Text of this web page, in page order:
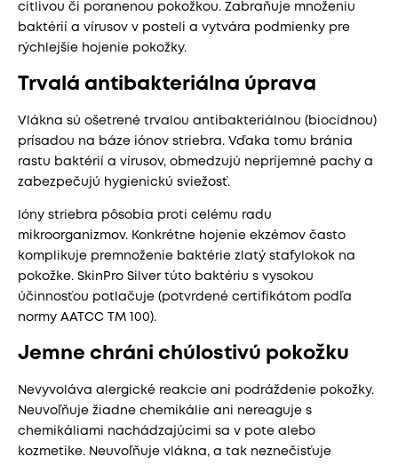
citlivou či poranenou pokožkou. Zabraňuje množeniu
baktérií a vírusov v posteli a vytvára podmienky pre
rýchlejšie hojenie pokožky.
Trvalá antibakteriálna úprava
Vlákna sú ošetrené trvalou antibakteriálnou (biocídnou)
prísadou na báze iónov striebra. Vďaka tomu bránia
rastu baktérií a vírusov, obmedzujú nepríjemné pachy a
zabezpečujú hygienickú sviežosť.
Ióny striebra pôsobia proti celému radu
mikroorganizmov. Konkrétne hojenie ekzémov často
komplikuje premnoženie baktérie zlatý stafylokok na
pokožke. SkinPro Silver túto baktériu s vysokou
účinnosťou potlačuje (potvrdené certifikátom podľa
normy AATCC TM 100).
Jemne chráni chúlostivú pokožku
Nevyvoláva alergické reakcie ani podráždenie pokožky.
Neuvoľňuje žiadne chemikálie ani nereaguje s
chemikáliami nachádzajúcimi sa v pote alebo
kozmetike. Neuvoľňuje vlákna, a tak neznečisťuje